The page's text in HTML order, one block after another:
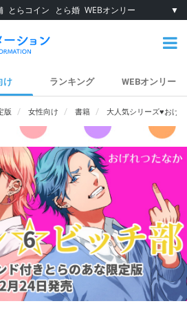
とらコイン とら婚 WEBオンリー ▼
け ランキング WEBオンリー
版 女性向け 書籍 大人気シリーズ♥おげ